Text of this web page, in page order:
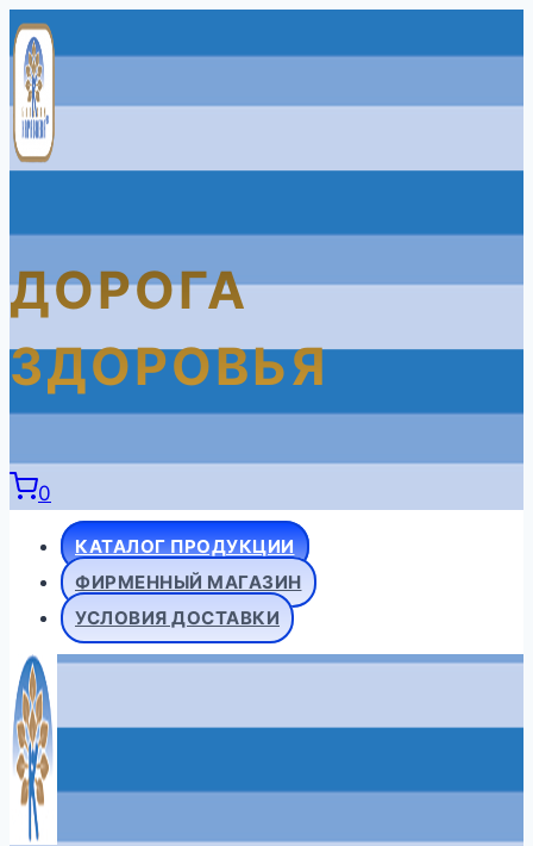
Перейти
к
содержимому
ДОРОГА
ЗДОРОВЬЯ
0
КАТАЛОГ ПРОДУКЦИИ
ФИРМЕННЫЙ МАГАЗИН
УСЛОВИЯ ДОСТАВКИ